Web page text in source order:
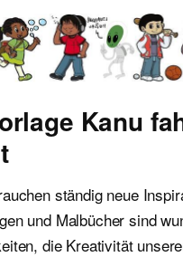
für Kinder
Kanu
ständig neue
und Malbücher sind
die Kreativität